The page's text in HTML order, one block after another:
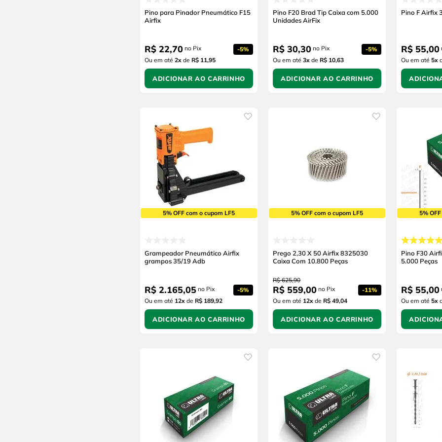
Pino para Pinador Pneumático F15
Airfix
R$ 22,70 no Pix -5%
Ou em até 2x de R$ 11,95
ADICIONAR AO CARRINHO
Pino F20 Brad Tip Caixa com 5.000
Unidades AirFix
R$ 30,30 no Pix -5%
Ou em até 3x de R$ 10,63
ADICIONAR AO CARRINHO
Pino F Airfix
R$ 55,00
Ou em até 5x
5% OFF com o cupom LF5
Grampeador Pneumático Airfix
grampos 35/19 Adb
R$ 2.165,05 no Pix -5%
Ou em até 12x de R$ 189,92
ADICIONAR AO CARRINHO
5% OFF com o cupom LF5
Prego 2,30 X 50 Airfix 8325030
Caixa Com 10.800 Peças
R$ 625,90
R$ 559,00 no Pix -11%
Ou em até 12x de R$ 49,04
ADICIONAR AO CARRINHO
5%
Pino F30
5.000 Peças
R$ 55,00
Ou em até 5x